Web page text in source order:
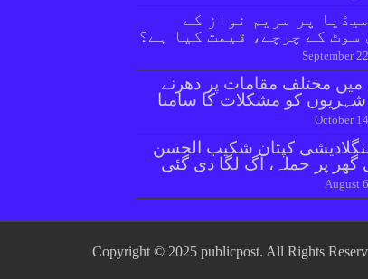
پر مریم نواز کے
سوٹ کے چرچے، قیمت کیا ہے؟
September
مختلف مقامات پر دھرنے
کو مشکلات کا سامنا
October
کپتان شکیب الحسن
گھر پر حملہ، آگ لگا دی گئی
August
Copyright © 2025 publicpost. All Rights